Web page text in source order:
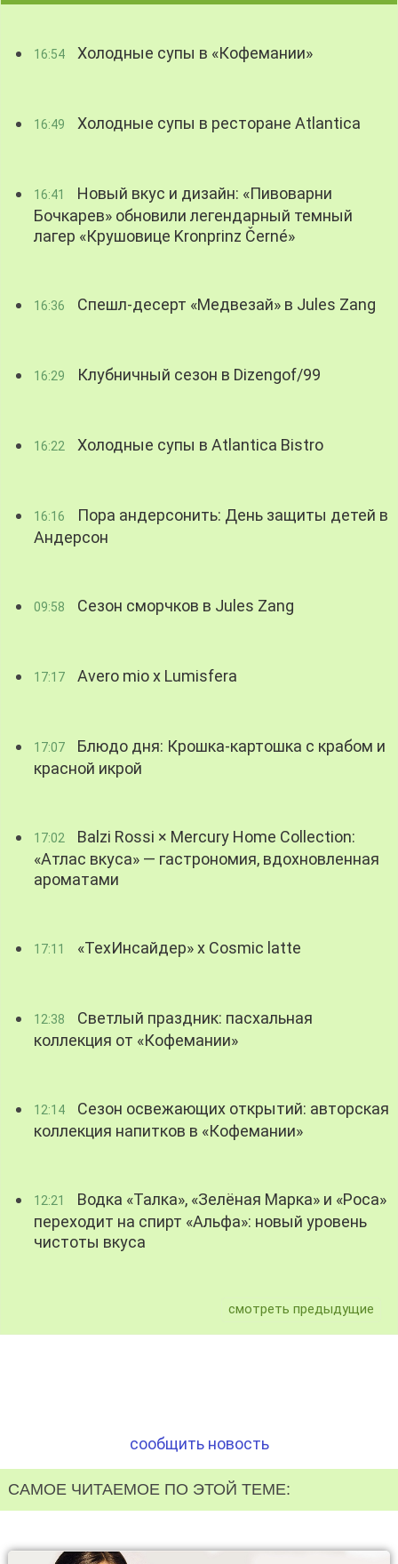
16:54 Холодные супы в «Кофемании»
16:49 Холодные супы в ресторане Atlantica
16:41
Новый вкус и дизайн: «Пивоварни
Бочкарев» обновили легендарный темный
лагер «Крушовице Kronprinz Černé»
16:36 Спешл-десерт «Медвезай» в Jules Zang
16:29 Клубничный сезон в Dizengof/99
16:22 Холодные супы в Atlantica Bistro
16:16
Пора андерсонить: День защиты детей в
Андерсон
09:58 Сезон сморчков в Jules Zang
17:17 Avero mio x Lumisfera
17:07
Блюдо дня: Крошка-картошка с крабом и
красной икрой
17:02
Balzi Rossi × Mercury Home Collection:
«Атлас вкуса» — гастрономия, вдохновленная
ароматами
17:11 «ТехИнсайдер» х Cosmic latte
12:38
Светлый праздник: пасхальная
коллекция от «Кофемании»
12:14
Сезон освежающих открытий: авторская
коллекция напитков в «Кофемании»
12:21
Водка «Талка», «Зелёная Марка» и «Роса»
переходит на спирт «Альфа»: новый уровень
чистоты вкуса
смотреть предыдущие
сообщить новость
САМОЕ ЧИТАЕМОЕ ПО ЭТОЙ ТЕМЕ: